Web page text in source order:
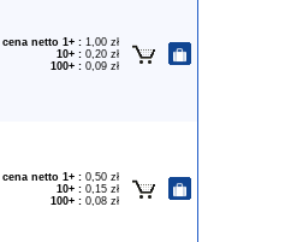
cena netto 1+ : 1,00 zł
10+ : 0,20 zł
100+ : 0,09 zł
cena netto 1+ : 0,50 zł
10+ : 0,15 zł
100+ : 0,08 zł